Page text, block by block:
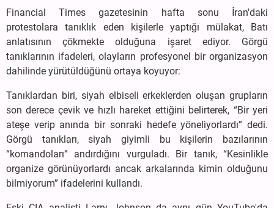
Financial Times gazetesinin hafta sonu İran'daki
protestolara tanıklık eden kişilerle yaptığı mülakat, Batı
anlatısının çökmekte olduğuna işaret ediyor. Görgü
tanıklarının ifadeleri, olayların profesyonel bir organizasyon
dahilinde yürütüldüğünü ortaya koyuyor:
Tanıklardan biri, siyah elbiseli erkeklerden oluşan grupların
son derece çevik ve hızlı hareket ettiğini belirterek, “Bir yeri
ateşe verip anında bir sonraki hedefe yöneliyorlardı” dedi.
Görgü tanıkları, siyah giyimli bu kişilerin bazılarının
“komandoları” andırdığını vurguladı. Bir tanık, “Kesinlikle
organize görünüyorlardı ancak arkalarında kimin olduğunu
bilmiyorum” ifadelerini kullandı.